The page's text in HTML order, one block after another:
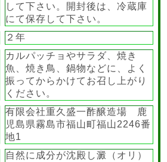
して下さい。開封後は、冷蔵庫
にて保存して下さい。
２年
カルパッチョやサラダ、焼き
魚、焼き鳥、鍋物などに、よく
振ってからかけてお召し上がり
ください。
有限会社重久盛一酢醸造場 鹿
児島県霧島市福山町福山2246番
地1
自然に成分が沈殿し澱（オリ）